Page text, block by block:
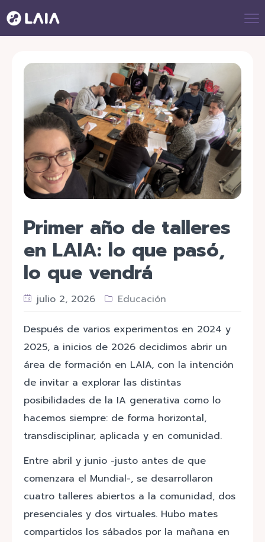
Primer año de talleres
en LAIA: lo que pasó,
lo que vendrá
julio 2, 2026 Educación
Después de varios experimentos en 2024 y
2025, a inicios de 2026 decidimos abrir un
área de formación en LAIA, con la intención
de invitar a explorar las distintas
posibilidades de la IA generativa como lo
hacemos siempre: de forma horizontal,
transdisciplinar, aplicada y en comunidad.
Entre abril y junio -justo antes de que
comenzara el Mundial-, se desarrollaron
cuatro talleres abiertos a la comunidad, dos
presenciales y dos virtuales. Hubo mates
compartidos los sábados por la mañana en